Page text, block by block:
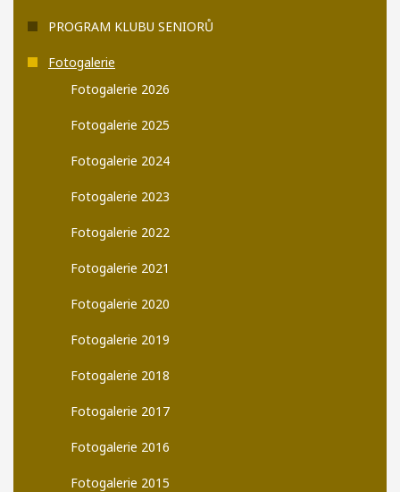
PROGRAM KLUBU SENIORŮ
Fotogalerie
Fotogalerie 2026
Fotogalerie 2025
Fotogalerie 2024
Fotogalerie 2023
Fotogalerie 2022
Fotogalerie 2021
Fotogalerie 2020
Fotogalerie 2019
Fotogalerie 2018
Fotogalerie 2017
Fotogalerie 2016
Fotogalerie 2015